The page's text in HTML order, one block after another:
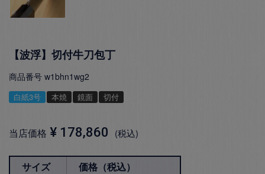
【波浮】切付牛刀包丁
商品番号 w1bhn1wg2
白紙3号 本焼 鏡面 切付
当店価格 ¥ 178,860 税込
サイズ
価格（税込）